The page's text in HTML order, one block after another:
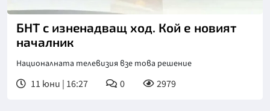
БНТ с изнeнадващ ход. Кой е новият
началник
Националната телевизия взе това решение
11 юни | 16:27 0 2979